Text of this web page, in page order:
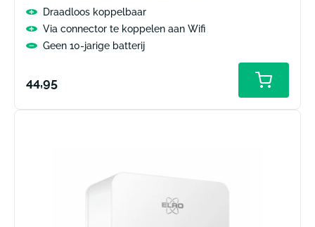
Draadloos koppelbaar
Via connector te koppelen aan Wifi
Geen 10-jarige batterij
Normale
44,95
aan